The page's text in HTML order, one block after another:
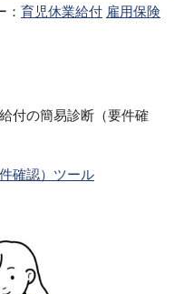
： 育児休業給付 雇用保険
付の簡易診断（要件確
確認）ツール